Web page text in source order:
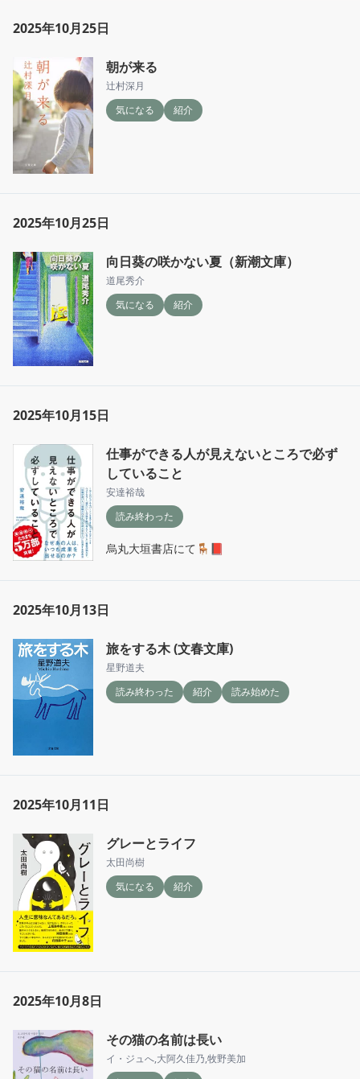
2025年10月25日
朝が来る
辻村深月
気になる
紹介
2025年10月25日
向日葵の咲かない夏（新潮文庫）
道尾秀介
気になる
紹介
2025年10月15日
仕事ができる人が見えないところで必ず
していること
安達裕哉
読み終わった
烏丸大垣書店にて🪑📕
2025年10月13日
旅をする木 (文春文庫)
星野道夫
読み終わった
紹介 読み始めた
2025年10月11日
グレーとライフ
太田尚樹
気になる
紹介
2025年10月8日
その猫の名前は長い
イ・ジュへ,大阿久佳乃,牧野美加